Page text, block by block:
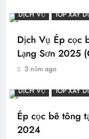
DỊCH VỤ TOP XÂY
Dịch Vụ Ép cọc
Lạng Sơn 2025
3 năm ago
DỊCH VỤ TOP XÂY
Ép cọc bê tông
2024